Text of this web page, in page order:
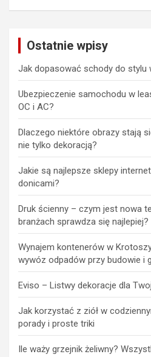
Ostatnie wpisy
Jak dopasować schody do stylu
Ubezpieczenie samochodu w
OC i AC?
Dlaczego niektóre obrazy stają
nie tylko dekoracją?
Jakie są najlepsze sklepy
donicami?
Druk ścienny – czym jest nowa
branżach sprawdza się najlepiej?
Wynajem kontenerów w
wywóz odpadów przy budowie i
Eviso – Listwy dekoracje dla
Jak korzystać z ziół w
porady i proste triki
Ile waży grzejnik żeliwny?